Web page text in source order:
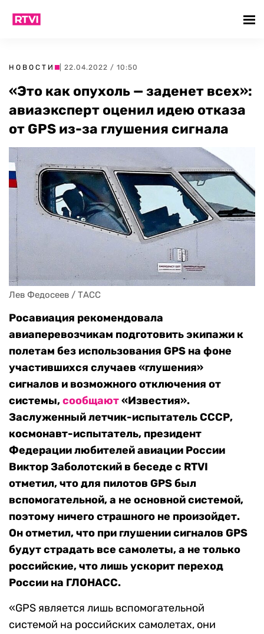
НОВОСТИ | 22.04.2022 / 10:50
«Это как опухоль — заденет всех»:
авиаэксперт оценил идею отказа
от GPS из-за глушения сигнала
Лев Федосеев / ТАСС
Росавиация рекомендовала
авиаперевозчикам подготовить экипажи к
полетам без использования GPS на фоне
участившихся случаев «глушения»
сигналов и возможного отключения от
системы,сообщают«Известия».
Заслуженный летчик-испытатель СССР,
космонавт-испытатель, президент
Федерации любителей авиации России
Виктор Заболотский в беседе с RTVI
отметил, что для пилотов GPS был
вспомогательной, а не основной системой,
поэтому ничего страшного не произойдет.
Он отметил, что при глушении сигналов GPS
будут страдать все самолеты, а не только
российские, что лишь ускорит переход
России на ГЛОНАСС.
«GPS является лишь вспомогательной
системой на российских самолетах, они